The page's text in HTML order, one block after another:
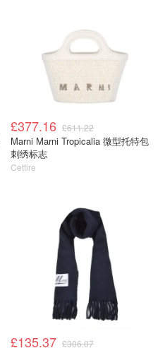
£377.16 £611.22
Marni Marni Tropicalia 微型托特包
刺绣标志
Cettire
£135.37 £306.07